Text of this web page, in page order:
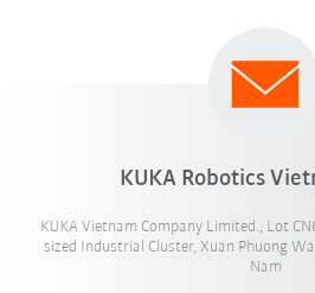
KUKA Robotics
KUKA Vietnam Company Limited., Lot
sized Industrial Cluster, Xuan Phuong
Nam